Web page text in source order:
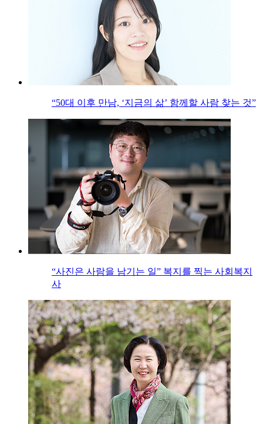
“50대 이후 만남, ‘지금의 삶’ 함께할 사람 찾는 것”
“사진은 사람을 남기는 일” 복지를 찍는 사회복지
사